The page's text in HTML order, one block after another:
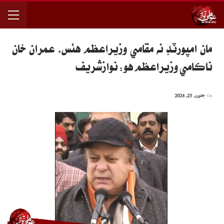
مان امپورٽڊ نه مقامي وزيراعظم هئس، عمران خان
ناڪامي وزيراعظم هو: نوازشريف